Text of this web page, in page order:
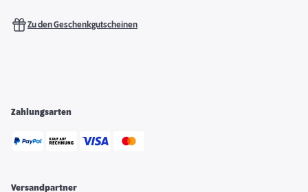
Zu den Geschenkgutscheinen
Zahlungsarten
Versandpartner